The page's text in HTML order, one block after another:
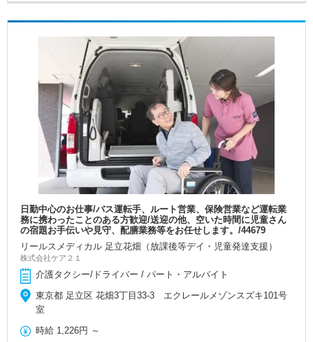
日勤中心のお仕事/バス運転手、ルート営業、保険営業など運転業
務に携わったことのある方歓迎/送迎の他、空いた時間に児童さん
の宿題お手伝いや見守、配膳業務等をお任せします。/44679
リールスメディカル 足立花畑（放課後等デイ・児童発達支援）
株式会社ケア２１
介護タクシー/ドライバー / パート・アルバイト
東京都 足立区 花畑3丁目33-3 エクレールメゾンスズキ101号
室
時給 1,226円 ～